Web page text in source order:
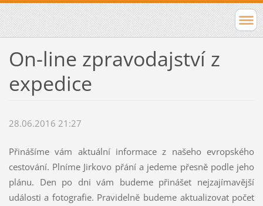
On-line zpravodajství z
expedice
28.06.2016 21:27
Přinášíme vám aktuální informace z našeho evropského
cestování. Plníme Jirkovo přání a jedeme přesně podle jeho
plánu. Den po dni vám budeme přinášet nejzajímavější
události a fotografie. Pravidelně budeme aktualizovat počet